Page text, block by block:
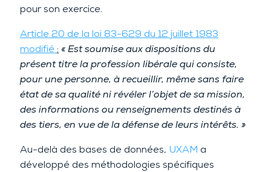
pour son exercice.
Article 20 de la loi 83-629 du 12 juillet 1983
modifié : « Est soumise aux dispositions du
présent titre la profession libérale qui consiste,
pour une personne, à recueillir, même sans faire
état de sa qualité ni révéler l’objet de sa mission,
des informations ou renseignements destinés à
des tiers, en vue de la défense de leurs intérêts. »
Au-delà des bases de données, UXAM a
développé des méthodologies spécifiques